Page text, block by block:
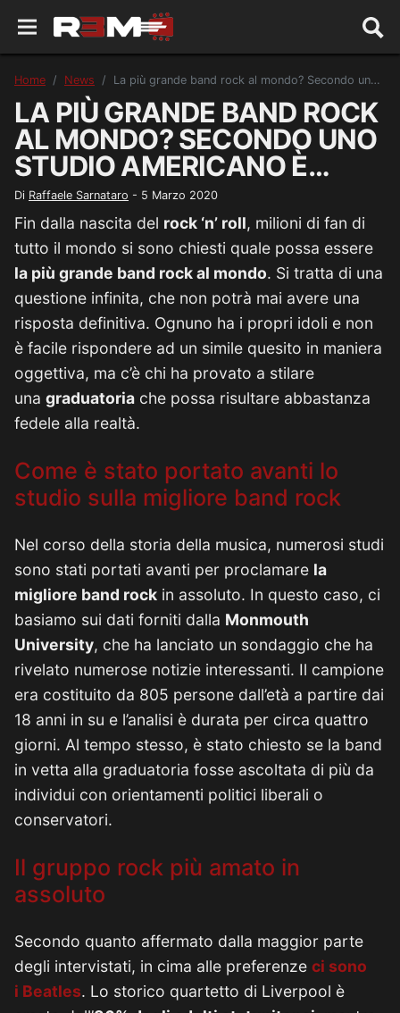
Home News La più grande band rock al mondo? Secondo uno studio americano è…
LA PIÙ GRANDE BAND ROCK
AL MONDO? SECONDO UNO
STUDIO AMERICANO È…
Di Raffaele Sarnataro - 5 Marzo 2020
Fin dalla nascita del rock ‘n’ roll, milioni di fan di
tutto il mondo si sono chiesti quale possa essere
la più grande band rock al mondo. Si tratta di una
questione infinita, che non potrà mai avere una
risposta definitiva. Ognuno ha i propri idoli e non
è facile rispondere ad un simile quesito in maniera
oggettiva, ma c’è chi ha provato a stilare
una graduatoria che possa risultare abbastanza
fedele alla realtà.
Come è stato portato avanti lo
studio sulla migliore band rock
Nel corso della storia della musica, numerosi studi
sono stati portati avanti per proclamare la
migliore band rock in assoluto. In questo caso, ci
basiamo sui dati forniti dalla Monmouth
University, che ha lanciato un sondaggio che ha
rivelato numerose notizie interessanti. Il campione
era costituito da 805 persone dall’età a partire dai
18 anni in su e l’analisi è durata per circa quattro
giorni. Al tempo stesso, è stato chiesto se la band
in vetta alla graduatoria fosse ascoltata di più da
individui con orientamenti politici liberali o
conservatori.
Il gruppo rock più amato in
assoluto
Secondo quanto affermato dalla maggior parte
degli intervistati, in cima alle preferenze ci sono
i Beatles. Lo storico quartetto di Liverpool è